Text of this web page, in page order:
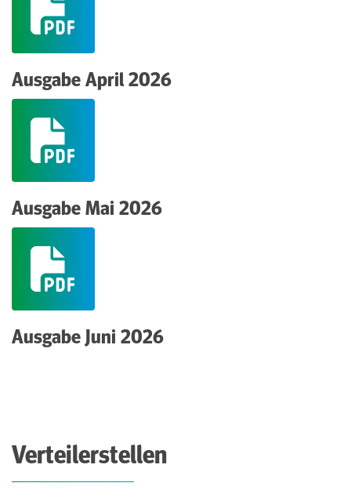
Ausgabe April 2026(pdf)
Ausgabe Mai 2026(pdf)
Ausgabe Juni 2026(pdf)
Verteilerstellen